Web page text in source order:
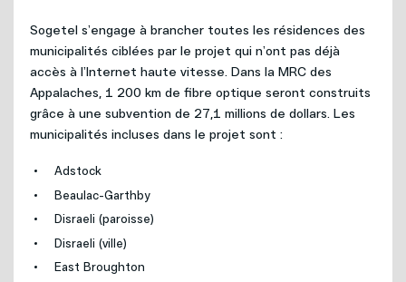
Mobilité
Capsules vidéos
Politique de bénévolat
Carrières
Sogetel s’engage à brancher toutes les résidences des
municipalités ciblées par le projet qui n’ont pas déjà
accès à l’Internet haute vitesse. Dans la MRC des
Appalaches, 1 200 km de fibre optique seront construits
grâce à une subvention de 27,1 millions de dollars. Les
municipalités incluses dans le projet sont :
Adstock
Beaulac-Garthby
Disraeli (paroisse)
Disraeli (ville)
East Broughton